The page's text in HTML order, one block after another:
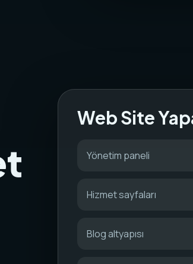
Web Site
Yönetim paneli
Hizmet sayfaları
Blog altyapısı